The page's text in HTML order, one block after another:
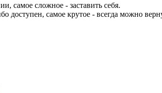
самое сложное - заставить себя.
доступен, самое крутое - всегда можно